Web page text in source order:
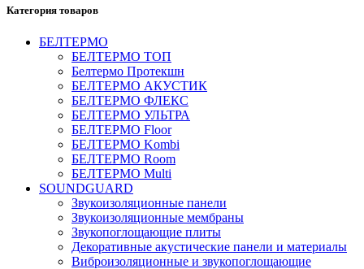
Категория товаров
БЕЛТЕРМО
БЕЛТЕРМО ТОП
Белтермо Протекшн
БЕЛТЕРМО АКУСТИК
БЕЛТЕРМО ФЛЕКС
БЕЛТЕРМО УЛЬТРА
БЕЛТЕРМО Floor
БЕЛТЕРМО Kombi
БЕЛТЕРМО Room
БЕЛТЕРМО Multi
SOUNDGUARD
Звукоизоляционные панели
Звукоизоляционные мембраны
Звукопоглощающие плиты
Декоративные акустические панели и материалы
Виброизоляционные и звукопоглощающие